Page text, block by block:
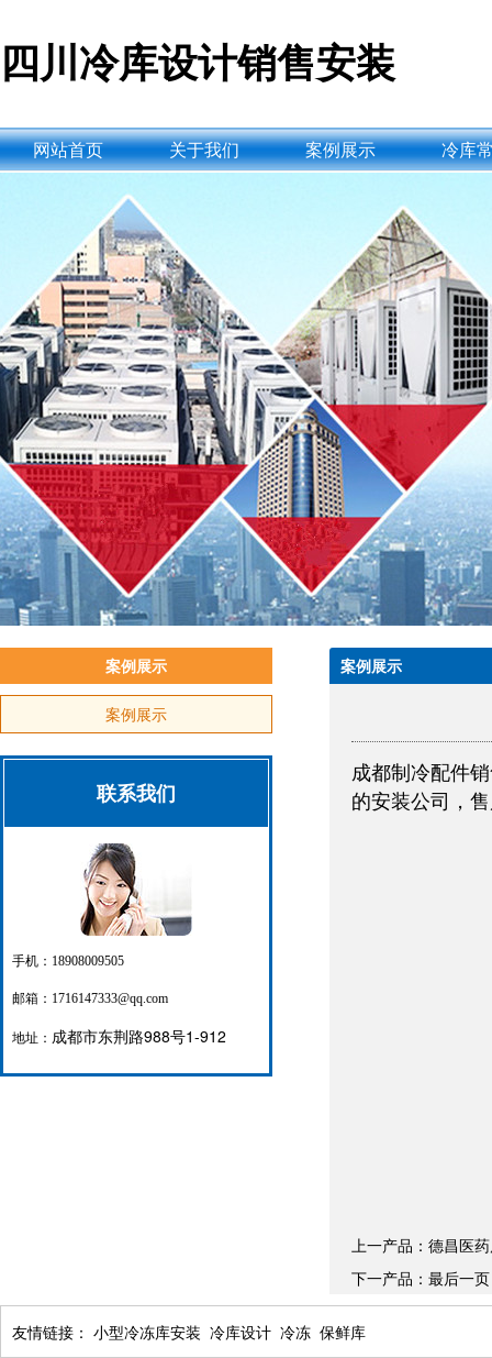
四川冷库设计销售安装
网站首页 关于我们 案例展示 冷库
案例展示
成都制冷配件
的安装公司，
上一产品： 德昌医
下一产品： 最后一页
案例展示
案例展示
联系我们
手机：18908009505
邮箱：1716147333@qq.com
地址： 成都市东荆路988号1-912
友情链接： 小型冷冻库安装 冷库设计 冷冻 保鲜库